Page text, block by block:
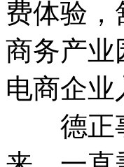
费体验
商务产业
电商企业
德正事